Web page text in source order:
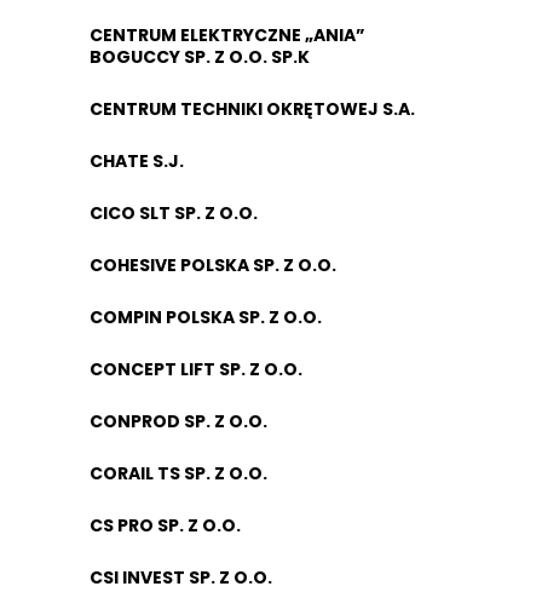
CENTRUM ELEKTRYCZNE „ANIA”
BOGUCCY SP. Z O.O. SP.K
CENTRUM TECHNIKI OKRĘTOWEJ S.A.
CHATE S.J.
CICO SLT SP. Z O.O.
COHESIVE POLSKA SP. Z O.O.
COMPIN POLSKA SP. Z O.O.
CONCEPT LIFT SP. Z O.O.
CONPROD SP. Z O.O.
CORAIL TS SP. Z O.O.
CS PRO SP. Z O.O.
CSI INVEST SP. Z O.O.